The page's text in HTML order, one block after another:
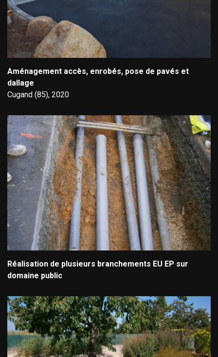
Aménagement accès, enrobés, pose de pavés et
dallage
Cugand (85), 2020
Réalisation de plusieurs branchements EU EP sur
domaine public